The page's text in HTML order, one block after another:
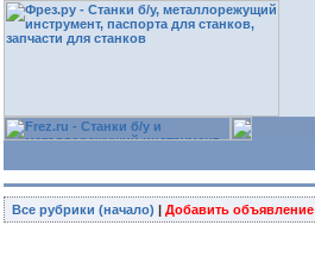
Все рубрики (начало) | Добавить объявление